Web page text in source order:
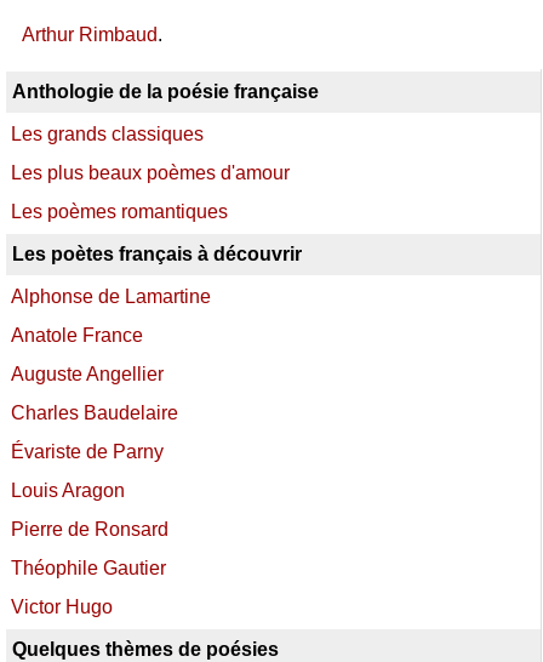
Arthur Rimbaud.
Anthologie de la poésie française
Les grands classiques
Les plus beaux poèmes d'amour
Les poèmes romantiques
Les poètes français à découvrir
Alphonse de Lamartine
Anatole France
Auguste Angellier
Charles Baudelaire
Évariste de Parny
Louis Aragon
Pierre de Ronsard
Théophile Gautier
Victor Hugo
Quelques thèmes de poésies